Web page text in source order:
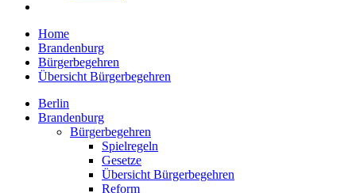
Home
Brandenburg
Bürgerbegehren
Übersicht Bürgerbegehren
Berlin
Brandenburg
Bürgerbegehren
Spielregeln
Gesetze
Übersicht Bürgerbegehren
Reform